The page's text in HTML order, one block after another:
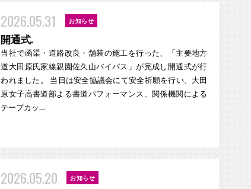
2026.05.31 お知らせ
開通式.
当社で函渠・道路改良・舗装の施工を行った、「主要地方
道大田原氏家線親園佐久山バイパス」が完成し開通式が行
われました。 当日は安全協議会にて安全祈願を行い、大田
原女子高書道部よる書道パフォーマンス、関係機関による
テープカッ…
2026.05.20 お知らせ